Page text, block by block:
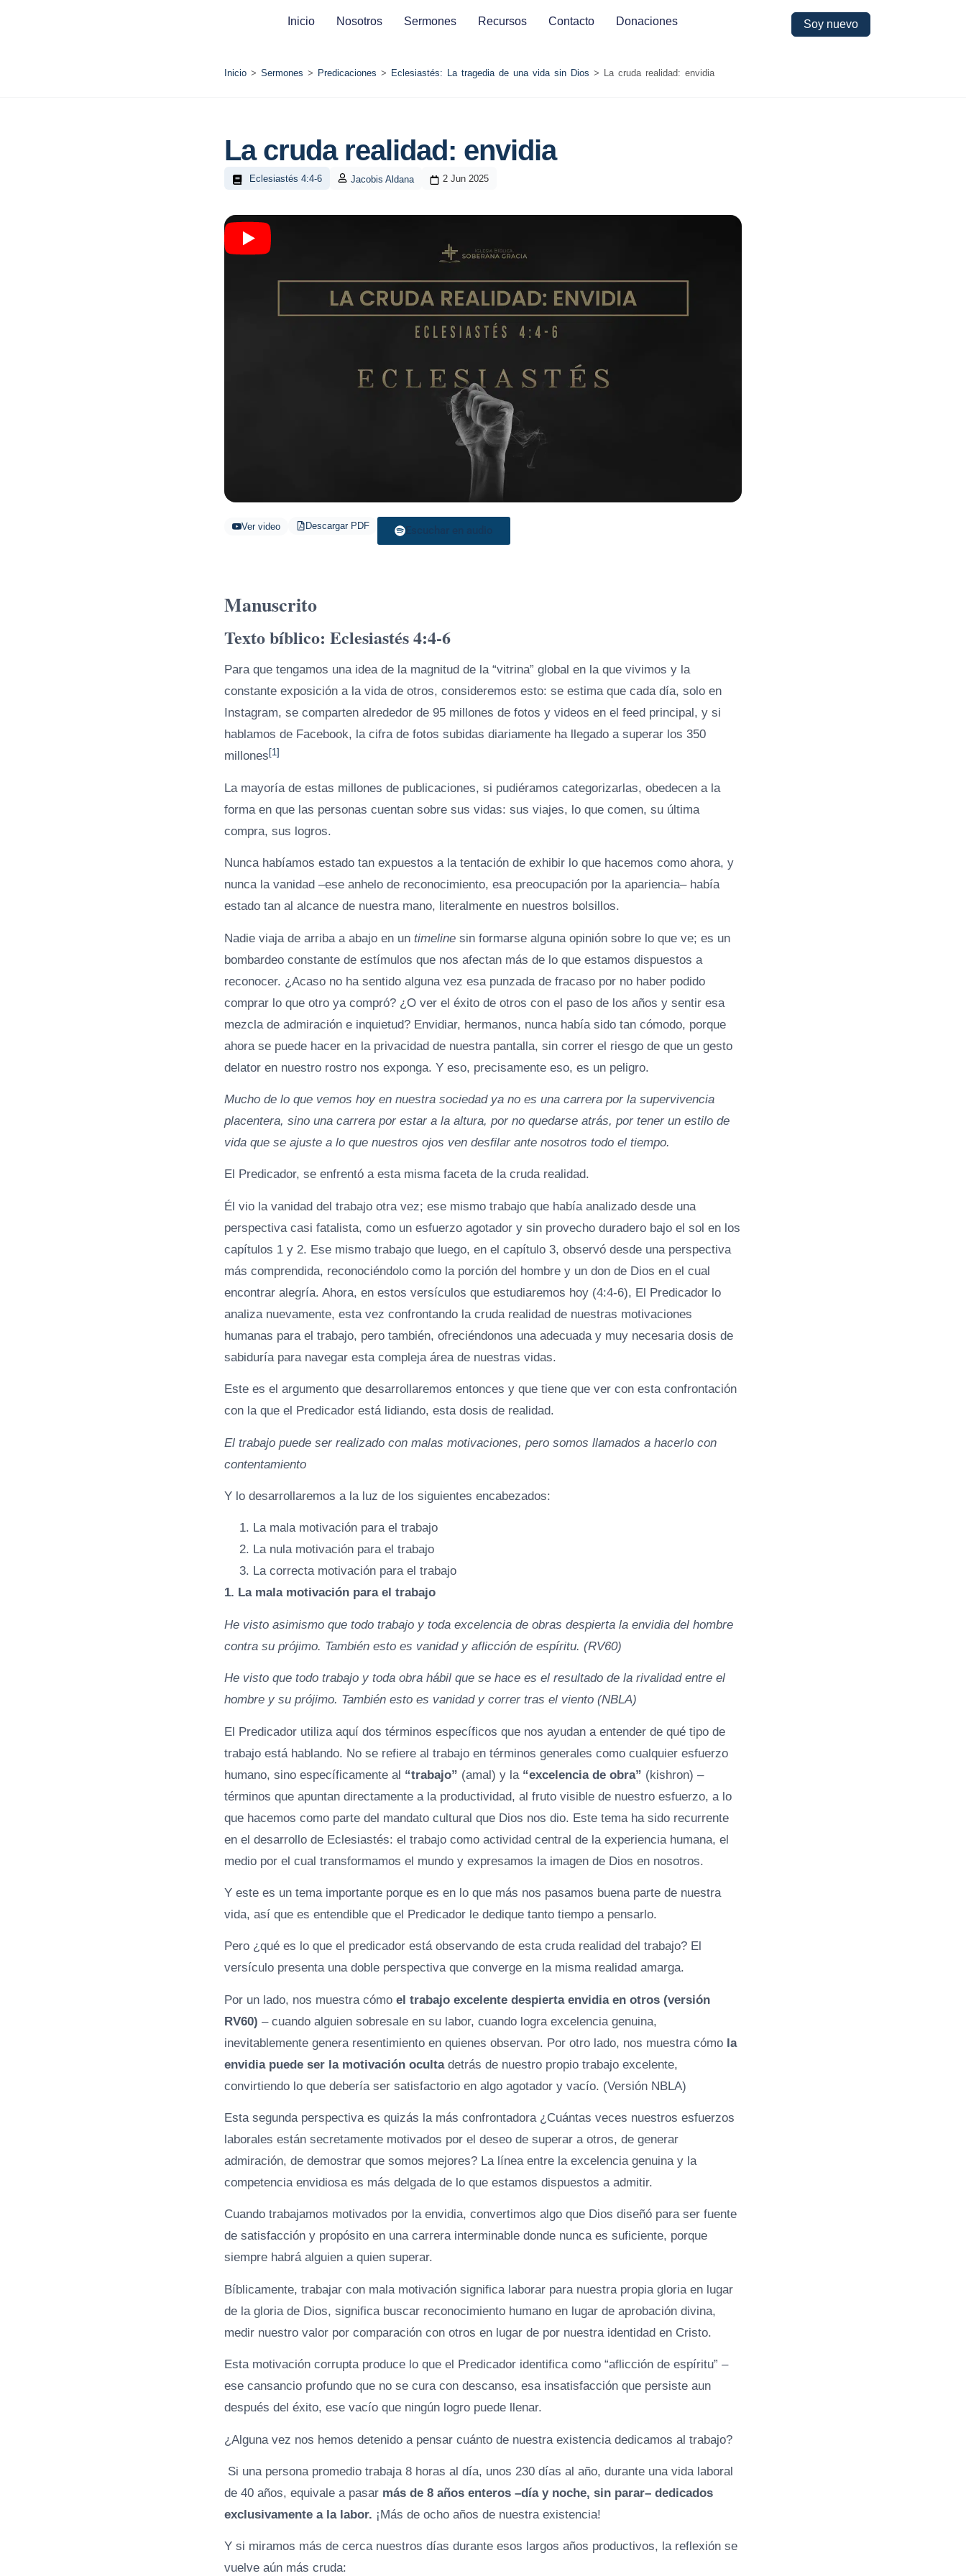
Inicio Nosotros Sermones Recursos Contacto Donaciones Soy nuevo
Inicio > Sermones > Predicaciones > Eclesiastés: La tragedia de una vida sin Dios > La cruda realidad: envidia
La cruda realidad: envidia
Eclesiastés 4:4-6 Jacobis Aldana 2 Jun 2025
Ver video Descargar PDF
Manuscrito
Texto bíblico: Eclesiastés 4:4-6
Para que tengamos una idea de la magnitud de la “vitrina” global en la que vivimos y la
constante exposición a la vida de otros, consideremos esto: se estima que cada día, solo en
Instagram, se comparten alrededor de 95 millones de fotos y videos en el feed principal, y si
hablamos de Facebook, la cifra de fotos subidas diariamente ha llegado a superar los 350
millones [1]
La mayoría de estas millones de publicaciones, si pudiéramos categorizarlas, obedecen a la
forma en que las personas cuentan sobre sus vidas: sus viajes, lo que comen, su última
compra, sus logros.
Nunca habíamos estado tan expuestos a la tentación de exhibir lo que hacemos como ahora, y
nunca la vanidad –ese anhelo de reconocimiento, esa preocupación por la apariencia– había
estado tan al alcance de nuestra mano, literalmente en nuestros bolsillos.
Nadie viaja de arriba a abajo en un timeline sin formarse alguna opinión sobre lo que ve; es un
bombardeo constante de estímulos que nos afectan más de lo que estamos dispuestos a
reconocer. ¿Acaso no ha sentido alguna vez esa punzada de fracaso por no haber podido
comprar lo que otro ya compró? ¿O ver el éxito de otros con el paso de los años y sentir esa
mezcla de admiración e inquietud? Envidiar, hermanos, nunca había sido tan cómodo, porque
ahora se puede hacer en la privacidad de nuestra pantalla, sin correr el riesgo de que un gesto
delator en nuestro rostro nos exponga. Y eso, precisamente eso, es un peligro.
Mucho de lo que vemos hoy en nuestra sociedad ya no es una carrera por la supervivencia
placentera, sino una carrera por estar a la altura, por no quedarse atrás, por tener un estilo de
vida que se ajuste a lo que nuestros ojos ven desfilar ante nosotros todo el tiempo.
El Predicador, se enfrentó a esta misma faceta de la cruda realidad.
Él vio la vanidad del trabajo otra vez; ese mismo trabajo que había analizado desde una
perspectiva casi fatalista, como un esfuerzo agotador y sin provecho duradero bajo el sol en los
capítulos 1 y 2. Ese mismo trabajo que luego, en el capítulo 3, observó desde una perspectiva
más comprendida, reconociéndolo como la porción del hombre y un don de Dios en el cual
encontrar alegría. Ahora, en estos versículos que estudiaremos hoy (4:4-6), El Predicador lo
analiza nuevamente, esta vez confrontando la cruda realidad de nuestras motivaciones
humanas para el trabajo, pero también, ofreciéndonos una adecuada y muy necesaria dosis de
sabiduría para navegar esta compleja área de nuestras vidas.
Este es el argumento que desarrollaremos entonces y que tiene que ver con esta confrontación
con la que el Predicador está lidiando, esta dosis de realidad.
El trabajo puede ser realizado con malas motivaciones, pero somos llamados a hacerlo con
contentamiento
Y lo desarrollaremos a la luz de los siguientes encabezados:
La mala motivación para el trabajo
La nula motivación para el trabajo
La correcta motivación para el trabajo
1. La mala motivación para el trabajo
He visto asimismo que todo trabajo y toda excelencia de obras despierta la envidia del hombre
contra su prójimo. También esto es vanidad y aflicción de espíritu. (RV60)
He visto que todo trabajo y toda obra hábil que se hace es el resultado de la rivalidad entre el
hombre y su prójimo. También esto es vanidad y correr tras el viento (NBLA)
El Predicador utiliza aquí dos términos específicos que nos ayudan a entender de qué tipo de
trabajo está hablando. No se refiere al trabajo en términos generales como cualquier esfuerzo
humano, sino específicamente al “trabajo” (amal) y la “excelencia de obra” (kishron) –
términos que apuntan directamente a la productividad, al fruto visible de nuestro esfuerzo, a lo
que hacemos como parte del mandato cultural que Dios nos dio. Este tema ha sido recurrente
en el desarrollo de Eclesiastés: el trabajo como actividad central de la experiencia humana, el
medio por el cual transformamos el mundo y expresamos la imagen de Dios en nosotros.
Y este es un tema importante porque es en lo que más nos pasamos buena parte de nuestra
vida, así que es entendible que el Predicador le dedique tanto tiempo a pensarlo.
Pero ¿qué es lo que el predicador está observando de esta cruda realidad del trabajo? El
versículo presenta una doble perspectiva que converge en la misma realidad amarga.
Por un lado, nos muestra cómo el trabajo excelente despierta envidia en otros (versión
RV60) – cuando alguien sobresale en su labor, cuando logra excelencia genuina,
inevitablemente genera resentimiento en quienes observan. Por otro lado, nos muestra cómo la
envidia puede ser la motivación ocultadetrás de nuestro propio trabajo excelente,
convirtiendo lo que debería ser satisfactorio en algo agotador y vacío. (Versión NBLA)
Esta segunda perspectiva es quizás la más confrontadora ¿Cuántas veces nuestros esfuerzos
laborales están secretamente motivados por el deseo de superar a otros, de generar
admiración, de demostrar que somos mejores? La línea entre la excelencia genuina y la
competencia envidiosa es más delgada de lo que estamos dispuestos a admitir.
Cuando trabajamos motivados por la envidia, convertimos algo que Dios diseñó para ser fuente
de satisfacción y propósito en una carrera interminable donde nunca es suficiente, porque
siempre habrá alguien a quien superar.
Bíblicamente, trabajar con mala motivación significa laborar para nuestra propia gloria en lugar
de la gloria de Dios, significa buscar reconocimiento humano en lugar de aprobación divina,
medir nuestro valor por comparación con otros en lugar de por nuestra identidad en Cristo.
Esta motivación corrupta produce lo que el Predicador identifica como “aflicción de espíritu” –
ese cansancio profundo que no se cura con descanso, esa insatisfacción que persiste aun
después del éxito, ese vacío que ningún logro puede llenar.
¿Alguna vez nos hemos detenido a pensar cuánto de nuestra existencia dedicamos al trabajo?
Si una persona promedio trabaja 8 horas al día, unos 230 días al año, durante una vida laboral
de 40 años, equivale a pasar más de 8 años enteros –día y noche, sin parar– dedicados
exclusivamente a la labor. ¡Más de ocho años de nuestra existencia!
Y si miramos más de cerca nuestros días durante esos largos años productivos, la reflexión se
vuelve aún más cruda: